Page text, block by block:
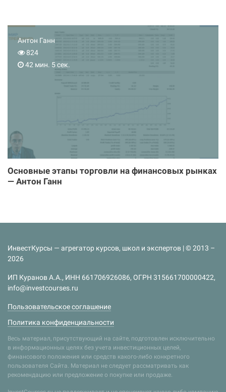
Антон Ганн
824
42 мин. 5 сек.
Основные этапы торговли на финансовых рынках
— Антон Ганн
ИнвестКурсы — агрегатор курсов, школ и экспертов | © 2013 –
2026
ИП Куранов А.А., ИНН 661706926086, ОГРН 315661700000422,
info@investcourses.ru
Пользовательское соглашение
Политика конфиденциальности
Весь материал, присутствующий на сайте, подготовлен исключительно
в информационных целях без учета инвестиционных целей,
финансового положения или средств какого-либо конкретного
пользователя Сайта. Материал не следует рассматривать как
рекомендацию или предложение о покупке или продаже.